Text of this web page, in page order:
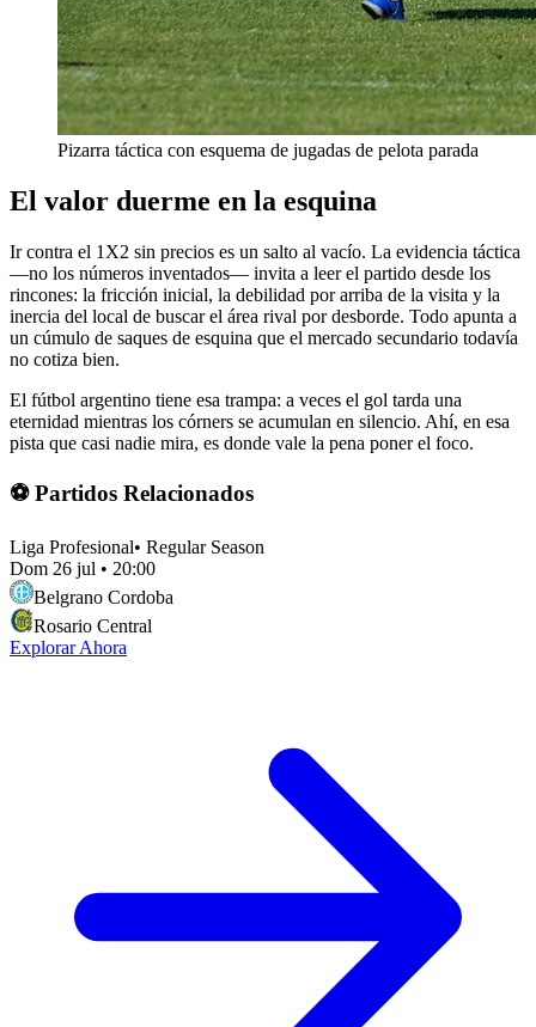
Pizarra táctica con esquema de jugadas de pelota parada
El valor duerme en la esquina
Ir contra el 1X2 sin precios es un salto al vacío. La evidencia táctica
—no los números inventados— invita a leer el partido desde los
rincones: la fricción inicial, la debilidad por arriba de la visita y la
inercia del local de buscar el área rival por desborde. Todo apunta a
un cúmulo de saques de esquina que el mercado secundario todavía
no cotiza bien.
El fútbol argentino tiene esa trampa: a veces el gol tarda una
eternidad mientras los córners se acumulan en silencio. Ahí, en esa
pista que casi nadie mira, es donde vale la pena poner el foco.
⚽ Partidos Relacionados
Liga Profesional• Regular Season
Dom 26 jul • 20:00
Belgrano Cordoba
Rosario Central
Explorar Ahora